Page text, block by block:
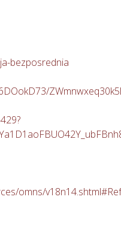
bezposrednia
omns/